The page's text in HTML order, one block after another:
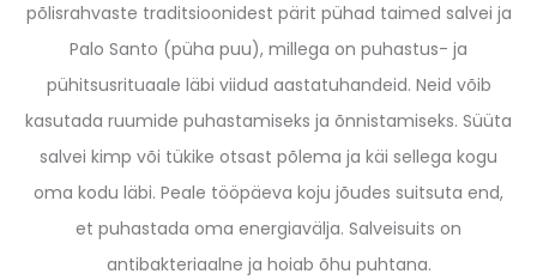
põlisrahvaste traditsioonidest pärit pühad taimed salvei ja
Palo Santo (püha puu), millega on puhastus- ja
pühitsusrituaale läbi viidud aastatuhandeid. Neid võib
kasutada ruumide puhastamiseks ja õnnistamiseks. Süüta
salvei kimp või tükike otsast põlema ja käi sellega kogu
oma kodu läbi. Peale tööpäeva koju jõudes suitsuta end,
et puhastada oma energiavälja. Salveisuits on
antibakteriaalne ja hoiab õhu puhtana.